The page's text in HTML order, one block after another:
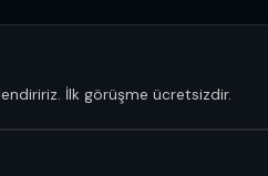
İlk görüşme ücretsizdir.